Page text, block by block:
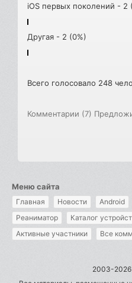
iOS первых поколений - 2
Другая - 2 (0%)
Всего голосовало 248
Комментарии (7)
Меню сайта
Главная Новости Android
Реаниматор
Каталог
Активные участники
Все
2003-2026